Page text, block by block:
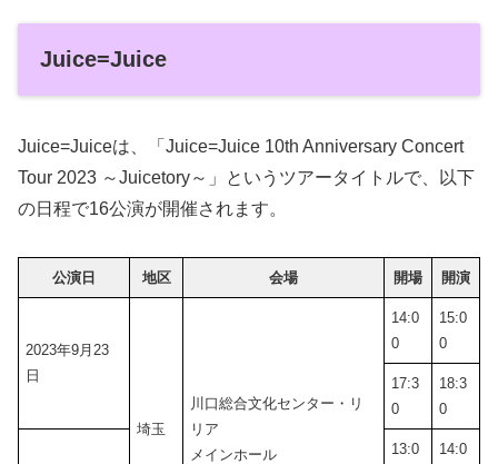
Juice=Juice
Juice=Juiceは、「Juice=Juice 10th Anniversary Concert
Tour 2023 ～Juicetory～」というツアータイトルで、以下
の日程で16公演が開催されます。
公演日 地区 会場 開場 開演
2023年9月23
日
埼玉
川口総合文化センター・リ
リア
メインホール
14:0
0
15:0
0
17:3
0
18:3
0
13:0
14:0